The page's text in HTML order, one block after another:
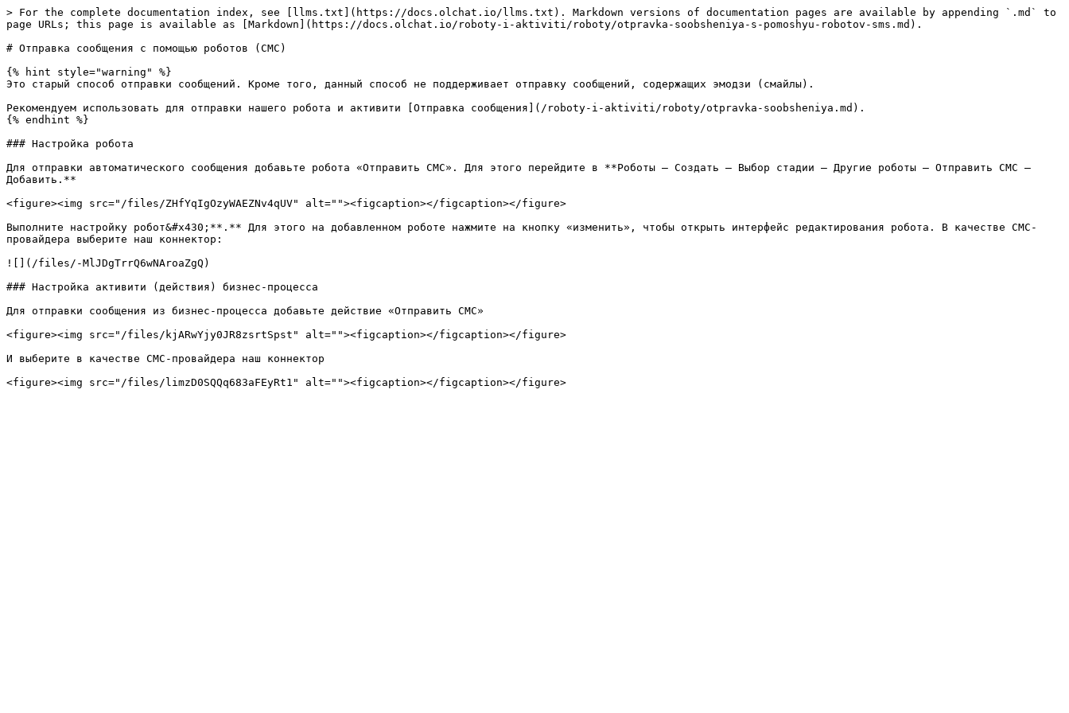
> For the complete documentation index, see [llms.txt](https://docs.olchat.io/llms.txt). Markdown versions of documentation pages are available by appending `.md` to
page URLs; this page is available as [Markdown](https://docs.olchat.io/roboty-i-aktiviti/roboty/otpravka-soobsheniya-s-pomoshyu-robotov-sms.md).
# Отправка сообщения с помощью роботов (СМС)
{% hint style="warning" %}
Это старый способ отправки сообщений. Кроме того, данный способ не поддерживает отправку сообщений, содержащих эмодзи (смайлы).
Рекомендуем использовать для отправки нашего робота и активити [Отправка сообщения](/roboty-i-aktiviti/roboty/otpravka-soobsheniya.md).
{% endhint %}
### Настройка робота
Для отправки автоматического сообщения добавьте робота «Отправить СМС». Для этого перейдите в **Роботы ‒ Создать ‒ Выбор стадии ‒ Другие роботы ‒ Отправить СМС ‒
Добавить.**
<figure><img src="/files/ZHfYqIgOzyWAEZNv4qUV" alt=""><figcaption></figcaption></figure>
Выполните настройку робот&#x430;**.** Для этого на добавленном роботе нажмите на кнопку «изменить», чтобы открыть интерфейс редактирования робота. В качестве СМС-
провайдера выберите наш коннектор:
![](/files/-MlJDgTrrQ6wNAroaZgQ)
### Настройка активити (действия) бизнес-процесса
Для отправки сообщения из бизнес-процесса добавьте действие «Отправить СМС»
<figure><img src="/files/kjARwYjy0JR8zsrtSpst" alt=""><figcaption></figcaption></figure>
И выберите в качестве СМС-провайдера наш коннектор